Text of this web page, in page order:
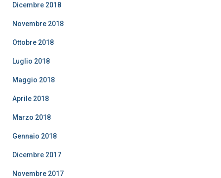
Dicembre 2018
Novembre 2018
Ottobre 2018
Luglio 2018
Maggio 2018
Aprile 2018
Marzo 2018
Gennaio 2018
Dicembre 2017
Novembre 2017